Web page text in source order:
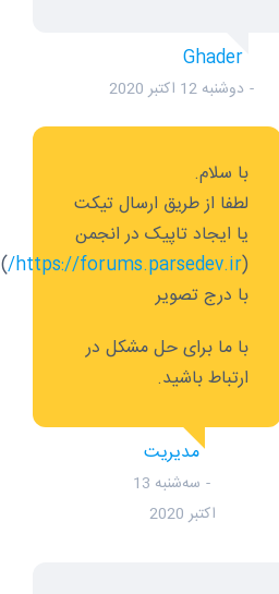
Ghader
دوشنبه 12 اکتبر 2020
با سلام.
لطفا از طریق ارسال تیکت
یا ایجاد تاپیک در انجمن
(
https://forums.parsedev.ir/
)
با درج تصویر
با ما برای حل مشکل در
ارتباط باشید.
مدیریت
سه‌شنبه 13
اکتبر 2020